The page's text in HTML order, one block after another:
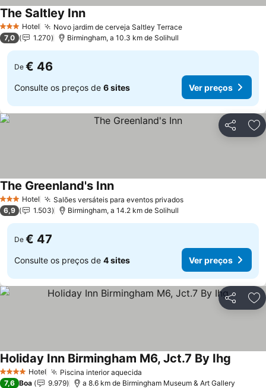
3 EstrelasHotel Novo jardim de cerveja Saltley Terrace
The Saltley Inn
7,0 1.270 Birmingham, a 10.3 km de Solihull
De € 46
Consulte os preços de 6 sites Ver preços
Partilhar
3 EstrelasHotel Salões versáteis para eventos privados
The Greenland's Inn
6,9 1.503 Birmingham, a 14.2 km de Solihull
De € 47
Consulte os preços de 4 sites Ver preços
Partilhar
4 EstrelasHotel Piscina interior aquecida
Holiday Inn Birmingham M6, Jct.7 By Ihg
7,6 Boa 9.979 a 8.6 km de Birmingham Museum & Art Gallery